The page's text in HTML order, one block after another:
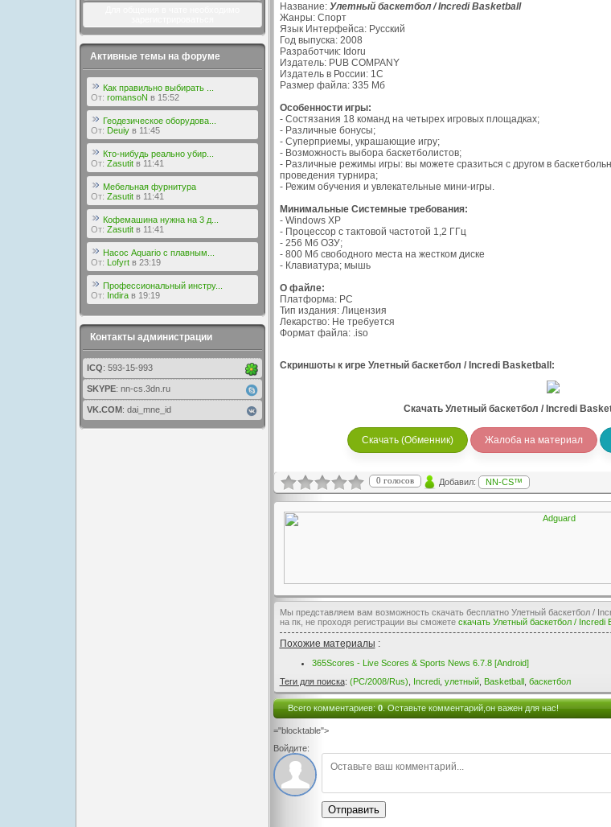
Активные темы на форуме
Как правильно выбирать ...
От: romansoN в 15:52
Геодезическое оборудова...
От: Deuiy в 11:45
Кто-нибудь реально убир...
От: Zasutit в 11:41
Мебельная фурнитура
От: Zasutit в 11:41
Кофемашина нужна на 3 д...
От: Zasutit в 11:41
Насос Aquario с плавным...
От: Lofyrt в 23:19
Профессиональный инстру...
От: Indira в 19:19
Контакты администрации
ICQ: 593-15-993
SKYPE: nn-cs.3dn.ru
VK.COM: dai_mne_id
Название:Улетный баскетбол / Incredi Basketball
Жанры: Спорт
Язык Интерфейса: Русский
Год выпуска: 2008
Разработчик: Idoru
Издатель: PUB COMPANY
Издатель в России: 1C
Размер файла: 335 Мб
Особенности игры:
- Состязания 18 команд на четырех игровых площадках;
- Различные бонусы;
- Суперприемы, украшающие игру;
- Возможность выбора баскетболистов;
- Различные режимы игры: вы можете сразиться с другом в
проведения турнира;
- Режим обучения и увлекательные мини-игры.
Минимальные Системные требования:
- Windows XP
- Процессор с тактовой частотой 1,2 ГГц
- 256 Мб ОЗУ;
- 800 Мб свободного места на жестком диске
- Клавиатура; мышь
О файле:
Платформа: PC
Тип издания: Лицензия
Лекарство: Не требуется
Формат файла: .iso
Скриншоты к игре Улетный баскетбол / Incredi Basketball:
Скачать Улетный баскетбол / Incredi
Скачать (Обменник) Жалоба на материал
0 голосов Добавил: NN-CS™
Мы представляем вам возможность скачать бесплатно Улетный баскетбол /
на пк, не проходя регистрации вы сможете скачать Улетный баскетбол / Incredi
Похожие материалы :
365Scores - Live Scores & Sports News 6.7.8 [Android]
Теги для поиска: (PC/2008/Rus) Incredi, улетный, Basketball, баскетбол
Всего комментариев:0. Оставьте комментарий,он важен для нас!
="blocktable">
Войдите:
Отправить